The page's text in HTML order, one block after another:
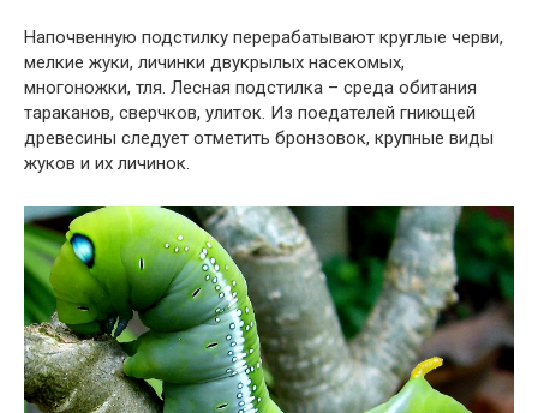
Напочвенную подстилку перерабатывают круглые черви,
мелкие жуки, личинки двукрылых насекомых,
многоножки, тля. Лесная подстилка – среда обитания
тараканов, сверчков, улиток. Из поедателей гниющей
древесины следует отметить бронзовок, крупные виды
жуков и их личинок.